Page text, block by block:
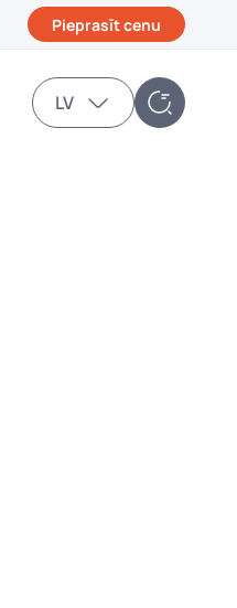
Pieprasīt cenu
LV